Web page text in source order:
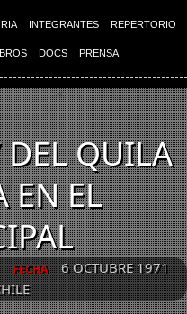
INTEGRANTES REPERTORIO
DOCS PRENSA
DEL QUILA
EN EL
FECHA 6 OCTUBRE 1971